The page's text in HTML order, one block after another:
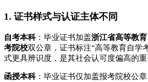
1. 证书样式与认证主体不同
自考本科：毕业证书加盖浙江省高等教
考院校双公章，证书标注“高等教育自学
式更具辨识度，是其社会认可度偏高的重
函授本科：毕业证书仅加盖报考院校公